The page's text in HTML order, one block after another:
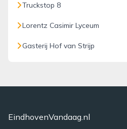
Truckstop 8
Lorentz Casimir Lyceum
Gasterij Hof van Strijp
EindhovenVandaag.nl